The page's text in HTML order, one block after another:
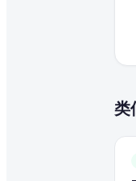
此 flour 订单需要
买家急需 1 Twenty-
如何成为 flour 的
类